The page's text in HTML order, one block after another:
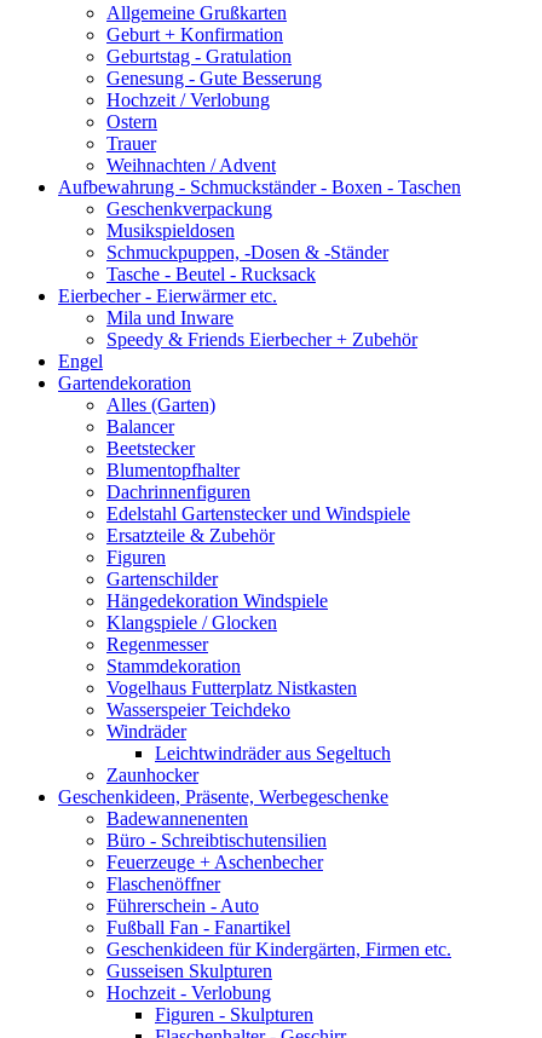
Allgemeine Grußkarten
Geburt + Konfirmation
Geburtstag - Gratulation
Genesung - Gute Besserung
Hochzeit / Verlobung
Ostern
Trauer
Weihnachten / Advent
Aufbewahrung - Schmuckständer - Boxen - Taschen
Geschenkverpackung
Musikspieldosen
Schmuckpuppen, -Dosen & -Ständer
Tasche - Beutel - Rucksack
Eierbecher - Eierwärmer etc.
Mila und Inware
Speedy & Friends Eierbecher + Zubehör
Engel
Gartendekoration
Alles (Garten)
Balancer
Beetstecker
Blumentopfhalter
Dachrinnenfiguren
Edelstahl Gartenstecker und Windspiele
Ersatzteile & Zubehör
Figuren
Gartenschilder
Hängedekoration Windspiele
Klangspiele / Glocken
Regenmesser
Stammdekoration
Vogelhaus Futterplatz Nistkasten
Wasserspeier Teichdeko
Windräder
Leichtwindräder aus Segeltuch
Zaunhocker
Geschenkideen, Präsente, Werbegeschenke
Badewannenenten
Büro - Schreibtischutensilien
Feuerzeuge + Aschenbecher
Flaschenöffner
Führerschein - Auto
Fußball Fan - Fanartikel
Geschenkideen für Kindergärten, Firmen etc.
Gusseisen Skulpturen
Hochzeit - Verlobung
Figuren - Skulpturen